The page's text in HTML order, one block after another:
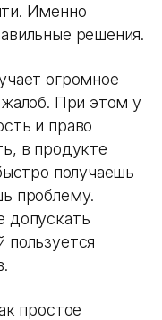
Именно
решения.
огромное
жалоб. При этом у
и право
в продукте
получаешь
проблему.
допускать
простое